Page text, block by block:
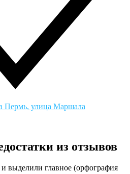
Пермь, улица Маршала
из отзывов
выделили главное (орфография